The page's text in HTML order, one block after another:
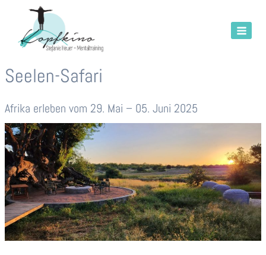
springen
Seelen-Safari
Afrika erleben vom 29. Mai – 05. Juni 2025